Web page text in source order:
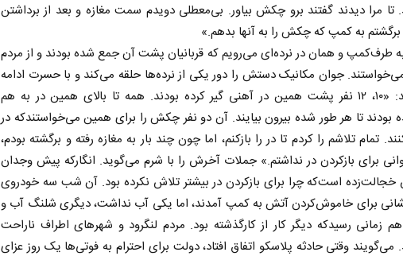
تا مرا دیدند گفتند برو چکش بیاور. بی‌معطلی دویدم سمت مغازه و بعد از برداشتن
به کمپ ‌که چکش را به آنها بدهم.»
طرف‌کمپ و همان در نرده‌ای می‌رویم‌ که قربانیان پشت آن جمع شده بودند و از مردم
جوان مکانیک دستش را دور یکی از نرده‌ها حلقه می‌کند و با حسرت ادامه
می‌دهد: «۱۰، ۱۲ نفر پشت همین در آهنی ‌گیر کرده بودند. همه‌ تا بالای همین در به هم
بودند تا هر طور شده بیرون بیایند. آن دو نفر چکش را برای همین می‌خواستندکه در
تمام تلاشم را کردم تا در را بازکنم، اما چون چند بار به مغازه رفته و برگشته بودم،
برای بازکردن در نداشتم.» جملات آخرش را با شرم می‌گوید. انگارکه پیش وجدان
است‌که چرا برای بازکردن در بیشتر تلاش نکرده بود. آن شب سه خودروی
برای خاموش‌کردن آتش به کمپ آمدند، اما یکی آب نداشت، دیگری شلنگ آب و
زمانی رسیدکه دیگر کار از کارگذشته بود. مردم لنگرود و شهرهای اطراف ناراحت
می‌گویند وقتی حادثه پلاسکو اتفاق افتاد، دولت برای احترام به فوتی‌ها یک روز عزای
نخست‌روزنامه‌ها‌ی‌چهارشنبه‌۷‌مردادماه
صفحات نخست روزنامه ها‌ی‌سه‌شنبه ۶ مردادماه